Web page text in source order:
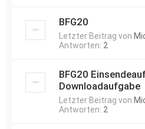
BFG20
Letzter Beitrag von
Antworten: 2
BFG20
Downloadaufgabe
Letzter Beitrag von
Antworten: 2